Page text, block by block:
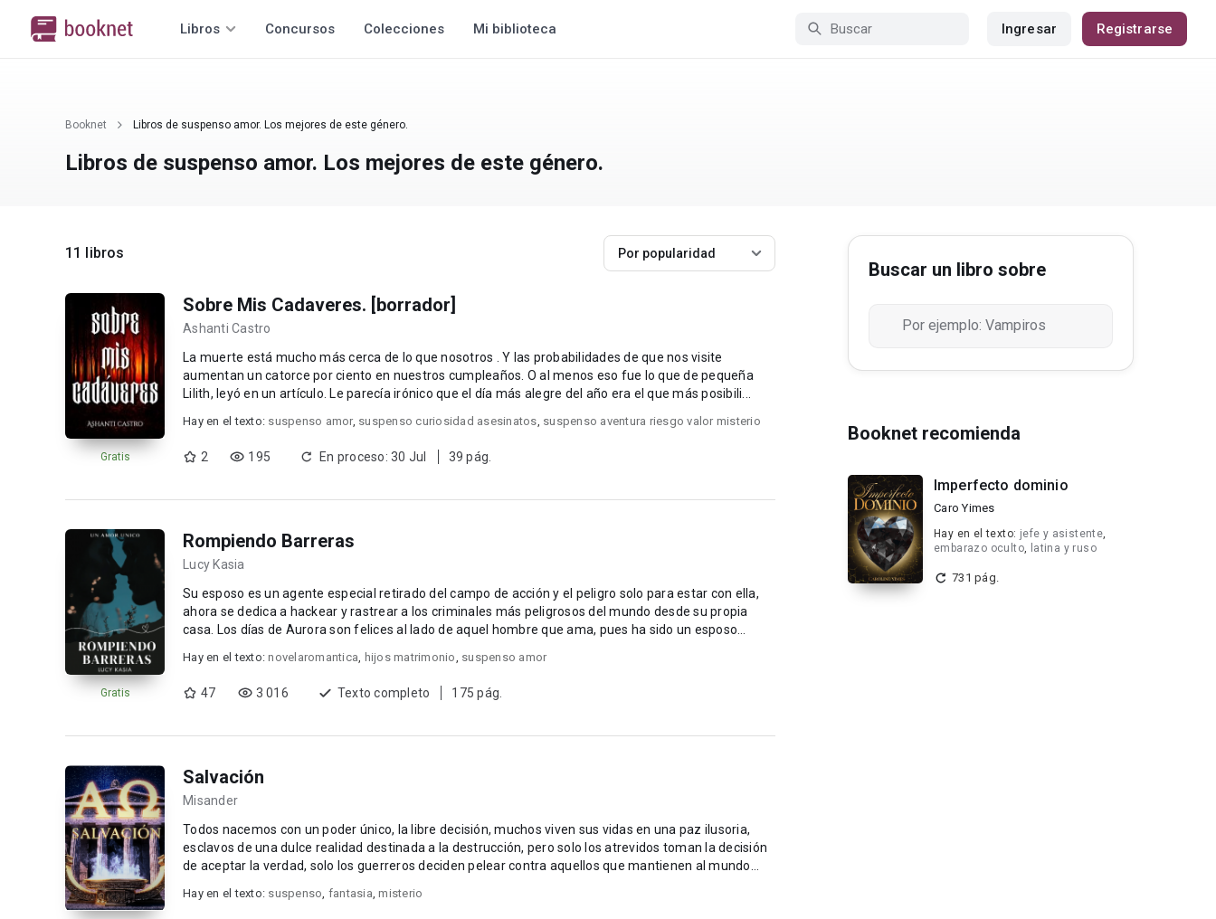
Libros Concursos Colecciones Mi biblioteca Ingresar Registrarse
Booknet Libros de suspenso amor. Los mejores de este género.
Libros de suspenso amor. Los mejores de este género.
11 libros Por popularidad
Gratis
Sobre Mis Cadaveres. [borrador]
Ashanti Castro
La muerte está mucho más cerca de lo que nosotros . Y las probabilidades de que nos visite
aumentan un catorce por ciento en nuestros cumpleaños. O al menos eso fue lo que de pequeña
Lilith, leyó en un artículo. Le parecía irónico que el día más alegre del año era el que más posibili...
Hay en el texto: suspenso amor, suspenso curiosidad asesinatos, suspenso aventura riesgo valor misterio
2 195 En proceso: 30 Jul 39 pág.
Gratis
Rompiendo Barreras
Lucy Kasia
Su esposo es un agente especial retirado del campo de acción y el peligro solo para estar con ella,
ahora se dedica a hackear y rastrear a los criminales más peligrosos del mundo desde su propia
casa. Los días de Aurora son felices al lado de aquel hombre que ama, pues ha sido un esposo
Hay en el texto:novelaromantica, hijos matrimonio, suspenso amor
47 3 016 Texto completo 175 pág.
Salvación
Misander
Todos nacemos con un poder único, la libre decisión, muchos viven sus vidas en una paz ilusoria,
esclavos de una dulce realidad destinada a la destrucción, pero solo los atrevidos toman la decisión
de aceptar la verdad, solo los guerreros deciden pelear contra aquellos que mantienen al mundo
Hay en el texto: suspenso, fantasia,misterio
Buscar un libro sobre
Booknet recomienda
Imperfecto dominio
Caro Yimes
Hay en el texto: jefe y asistente,
embarazo oculto, latina y ruso
731 pág.